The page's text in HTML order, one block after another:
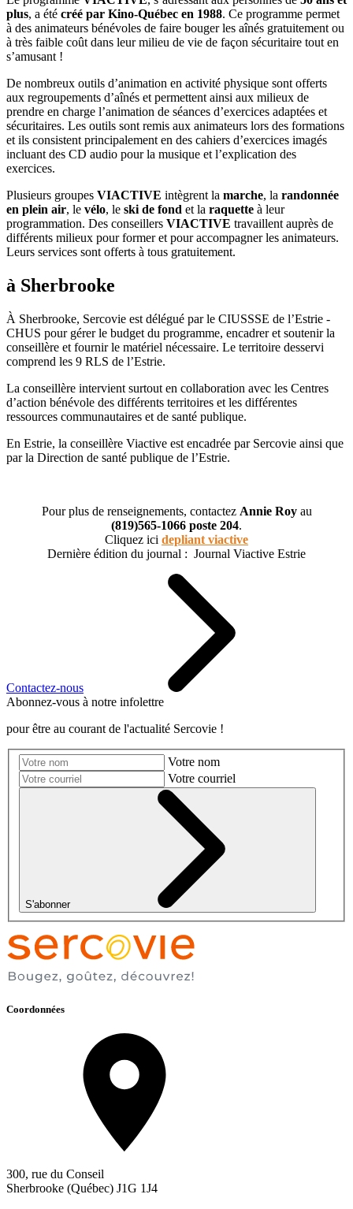
plus, a été créé par Kino-Québec en 1988. Ce programme permet
à des animateurs bénévoles de faire bouger les aînés gratuitement ou
à très faible coût dans leur milieu de vie de façon sécuritaire tout en
s’amusant !
De nombreux outils d’animation en activité physique sont offerts
aux regroupements d’aînés et permettent ainsi aux milieux de
prendre en charge l’animation de séances d’exercices adaptées et
sécuritaires. Les outils sont remis aux animateurs lors des formations
et ils consistent principalement en des cahiers d’exercices imagés
incluant des CD audio pour la musique et l’explication des
exercices.
Plusieurs groupes VIACTIVE intègrent la marche, la randonnée
en plein air, le vélo, le ski de fond et la raquette à leur
programmation. Des conseillers VIACTIVE travaillent auprès de
différents milieux pour former et pour accompagner les animateurs.
Leurs services sont offerts à tous gratuitement.
à Sherbrooke
À Sherbrooke, Sercovie est délégué par le CIUSSSE de l’Estrie -
CHUS pour gérer le budget du programme, encadrer et soutenir la
conseillère et fournir le matériel nécessaire. Le territoire desservi
comprend les 9 RLS de l’Estrie.
La conseillère intervient surtout en collaboration avec les Centres
d’action bénévole des différents territoires et les différentes
ressources communautaires et de santé publique.
En Estrie, la conseillère Viactive est encadrée par Sercovie ainsi que
par la Direction de santé publique de l’Estrie.
Pour plus de renseignements, contactez Annie Roy au
(819)565-1066 poste 204.
Cliquez ici depliant viactive
Dernière édition du journal : Journal Viactive Estrie
Contactez-nous
Abonnez-vous à notre infolettre
pour être au courant de l'actualité Sercovie !
Votre nom
Votre courriel
S'abonner
Coordonnées
300, rue du Conseil
Sherbrooke (Québec) J1G 1J4